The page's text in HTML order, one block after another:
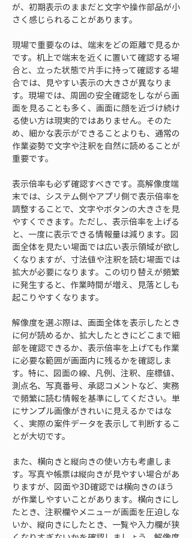
が、初期表示のままだと文字や操作部品が小
さく感じられることがあります。
現場で重要なのは、端末をどの距離で見るか
です。机上で端末を近くに置いて確認する場
合と、立った状態で片手に持って確認する場
合では、見やすい表示の大きさが異なりま
す。現場では、周囲の安全確認をしながら画
面を見ることも多く、画面に顔を近づけ続け
る使い方は現実的ではありません。そのた
め、細かな表示ができることよりも、通常の
作業姿勢で文字や注釈を自然に読めることが
重要です。
表示倍率も必ず確認すべきです。高解像度端
末では、システム側やアプリ側で表示倍率を
調整することで、文字やボタンの大きさを見
やすくできます。ただし、表示倍率を上げる
と、一度に表示できる情報量は減ります。図
面全体を見たい場面では広い表示領域が欲し
くなりますが、寸法値や注釈を読む場面では
拡大が必要になります。この切り替えが頻繁
に発生すると、作業時間が増え、見落としも
起こりやすくなります。
解像度を選ぶ際は、画面全体を表示したとき
に何が読めるか、拡大したときにどこまで細
部を確認できるか、表示倍率を上げても作業
に必要な範囲が画面内に残るかを確認しま
す。特に、図面の線、凡例、注釈、座標値、
測点名、写真番号、承認コメントなど、実務
で頻繁に読む情報を基準にしてください。単
にサンプル画像がきれいに見えるかではな
く、実際の案件データを表示して判断するこ
とが大切です。
また、横向きと縦向きの使い方も考慮しま
す。写真や帳票は縦向きが見やすい場合があ
りますが、図面や3D確認では横向きのほう
が作業しやすいことがあります。横向きにし
たとき、注釈欄やメニューが画面を圧迫しな
いか、縦向きにしたとき、一覧や入力欄が狭